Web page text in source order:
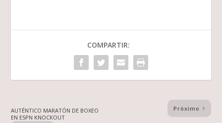
COMPARTIR:
AUTÉNTICO MARATÓN DE BOXEO
EN ESPN KNOCKOUT
Próximo